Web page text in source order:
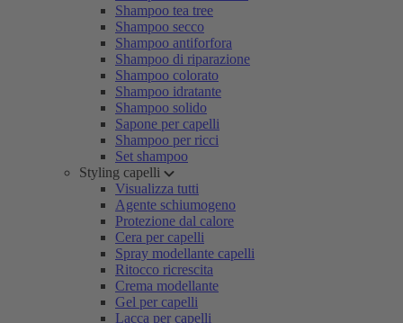
Shampoo tea tree
Shampoo secco
Shampoo antiforfora
Shampoo di riparazione
Shampoo colorato
Shampoo idratante
Shampoo solido
Sapone per capelli
Shampoo per ricci
Set shampoo
Styling capelli
Visualizza tutti
Agente schiumogeno
Protezione dal calore
Cera per capelli
Spray modellante capelli
Ritocco ricrescita
Crema modellante
Gel per capelli
Lacca per capelli